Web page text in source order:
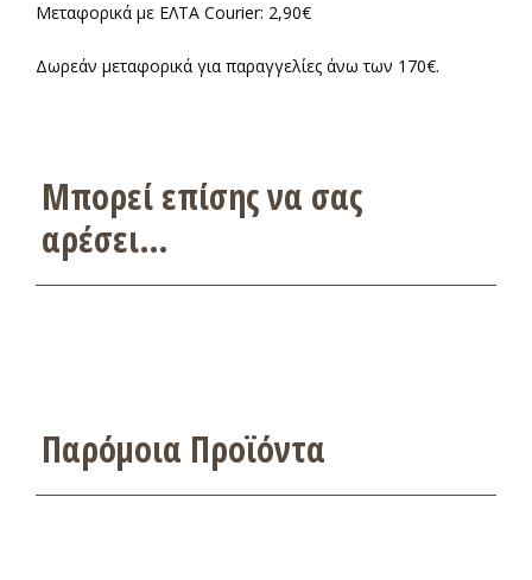
Μεταφορικά με ΕΛΤΑ Courier: 2,90€
Δωρεάν μεταφορικά για παραγγελίες άνω των 170€.
Μπορεί επίσης να σας
αρέσει…
Παρόμοια Προϊόντα